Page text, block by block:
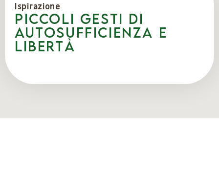
Ispirazione
Piccoli gesti di
autosufficienza e
libertà